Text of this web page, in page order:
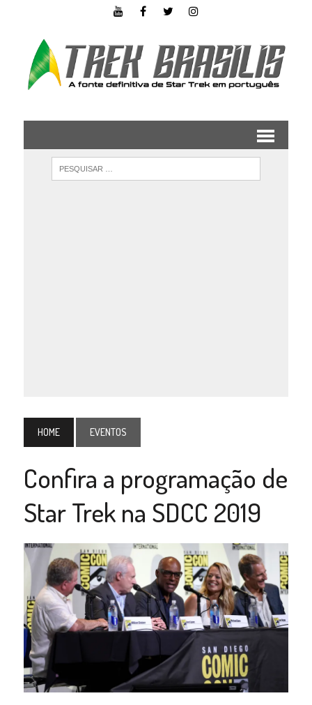
HOME EVENTOS
Confira a programação de
Star Trek na SDCC 2019